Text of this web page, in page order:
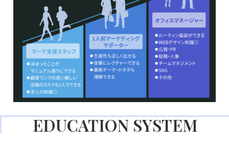
EDUCATION SYSTEM